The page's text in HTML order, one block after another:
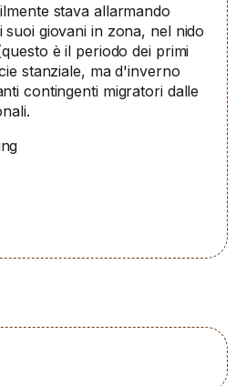
stava allarmando
giovani in zona, nel nido
è il periodo dei primi
stanziale, ma d'inverno
contingenti migratori dalle